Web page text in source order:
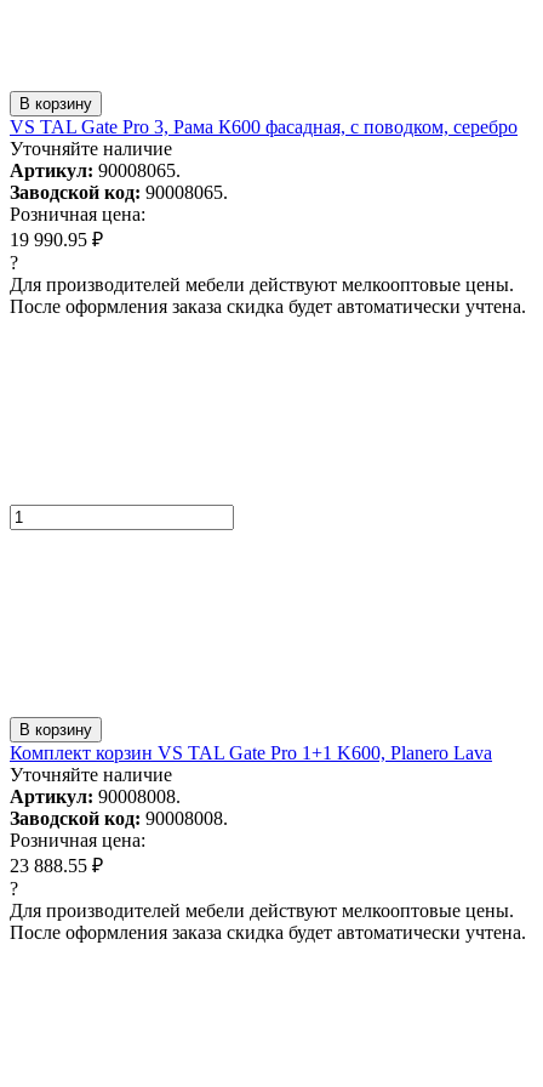
В корзину
VS TAL Gate Pro 3, Рама К600 фасадная, с поводком, серебро
Уточняйте наличие
Артикул: 90008065.
Заводской код: 90008065.
Розничная цена:
19 990.95 ₽
?
Для производителей мебели действуют мелкооптовые цены.
После оформления заказа скидка будет автоматически учтена.
В корзину
Комплект корзин VS TAL Gate Pro 1+1 K600, Planero Lava
Уточняйте наличие
Артикул: 90008008.
Заводской код: 90008008.
Розничная цена:
23 888.55 ₽
?
Для производителей мебели действуют мелкооптовые цены.
После оформления заказа скидка будет автоматически учтена.